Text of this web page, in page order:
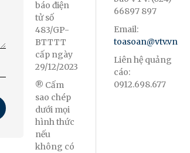
báo điện
tử số
483/GP-
BTTTT
cấp ngày
29/12/2023
® Cấm
sao chép
dưới mọi
hình thức
nếu
không có
66897 897
Email:
toasoan@vtv.vn
Liên hệ quảng
cáo:
0912.698.677